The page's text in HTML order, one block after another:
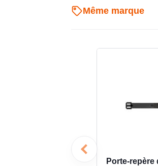
conducteur au sein d’un
méthodique, notamment
constante et facile à retrouver.
Même marque
Porte-repère